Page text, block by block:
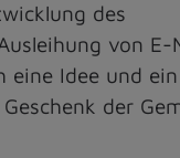
des
von E-
eine Idee und ein
der